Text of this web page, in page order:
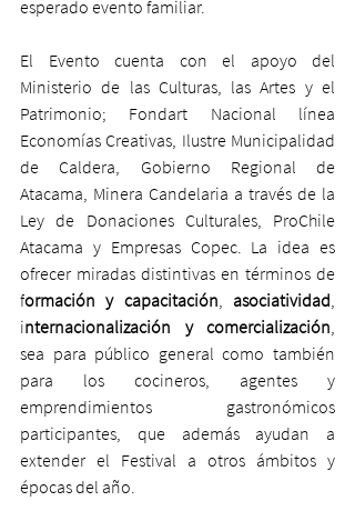
esperado evento familiar.
El Evento cuenta con el apoyo del
Ministerio de las Culturas, las Artes y el
Patrimonio; Fondart Nacional línea
Economías Creativas, Ilustre Municipalidad
de Caldera, Gobierno Regional de
Atacama, Minera Candelaria a través de la
Ley de Donaciones Culturales, ProChile
Atacama y Empresas Copec. La idea es
ofrecer miradas distintivas en términos de
formación y capacitación, asociatividad,
internacionalización y comercialización,
sea para público general como también
para los cocineros, agentes y
emprendimientos gastronómicos
participantes, que además ayudan a
extender el Festival a otros ámbitos y
épocas del año.